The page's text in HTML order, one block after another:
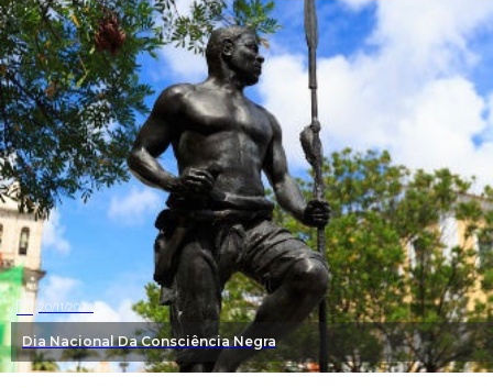
20/11/2024
Dia Nacional Da Consciência Negra